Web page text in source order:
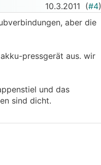
10.3.2011 (#4)
aber die
pressgerät aus. wir
und das
sind dicht.